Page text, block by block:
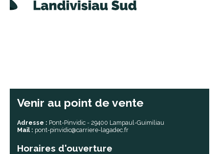
Venir au point de vente
Adresse : Pont-Pinvidic - 29400 Lampaul-Guimiliau
Mail : pont-pinvidic@carriere-lagadec.fr
Horaires d'ouverture